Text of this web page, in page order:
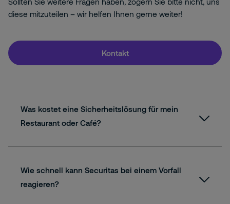
diese mitzuteilen – wir helfen Ihnen gerne weiter!
Kontakt
Was kostet eine Sicherheitslösung für mein
Restaurant oder Café?
Wie schnell kann Securitas bei einem Vorfall
reagieren?